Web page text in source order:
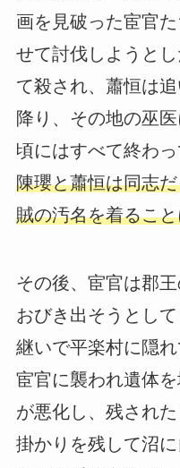
画を見破った宦官
せて討伐しようと
て殺され、蕭恒は
降り、その地の巫
頃にはすべて終わっ
陳瓔と蕭恒は同志
賊の汚名を着るこ
その後、宦官は郡
おびき出そうとし
継いで平楽村に隠れ
宦官に襲われ遺体
が悪化し、残され
掛かりを残して沼に